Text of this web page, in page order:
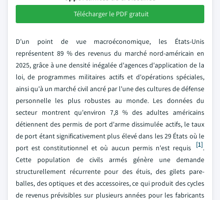
Télécharger le PDF gratuit
D'un point de vue macroéconomique, les États-Unis
représentent 89 % des revenus du marché nord-américain en
2025, grâce à une densité inégalée d'agences d'application de la
loi, de programmes militaires actifs et d'opérations spéciales,
ainsi qu'à un marché civil ancré par l'une des cultures de défense
personnelle les plus robustes au monde. Les données du
secteur montrent qu'environ 7,8 % des adultes américains
détiennent des permis de port d'arme dissimulée actifs, le taux
de port étant significativement plus élevé dans les 29 États où le
port est constitutionnel et où aucun permis n'est requis
[1].
Cette population de civils armés génère une demande
structurellement récurrente pour des étuis, des gilets pare-
balles, des optiques et des accessoires, ce qui produit des cycles
de revenus prévisibles sur plusieurs années pour les fabricants